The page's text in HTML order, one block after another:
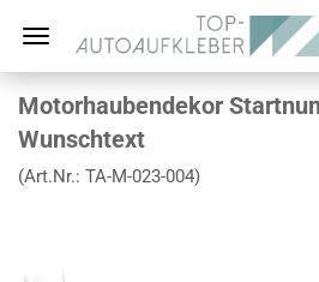
Motorhaubendekor
Wunschtext
(Art.Nr.: TA-M-023-004)